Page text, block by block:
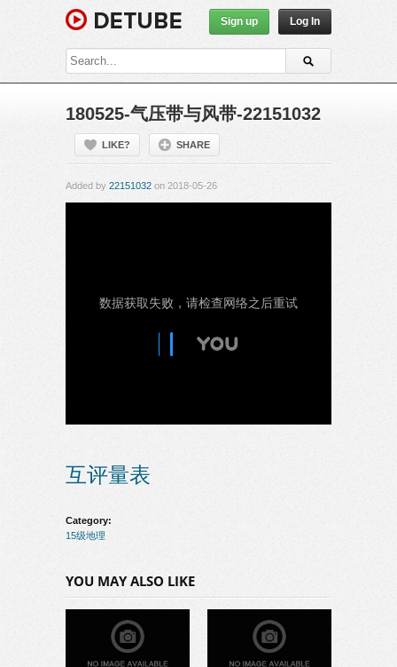
Sign up Log In
180525-气压带与风带-22151032
LIKE? SHARE
Added by 22151032 on 2018-05-26
互评量表
Category:
15级地理
YOU MAY ALSO LIKE